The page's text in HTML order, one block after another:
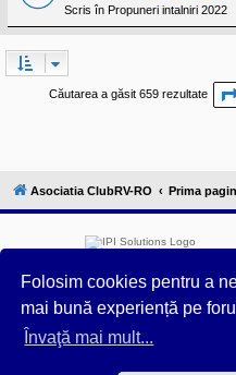
Folosim cookies pentru a
mai bună experiență pe
Învaţă mai mult...
Scris în Propuneri intalniri 2022
Căutarea a găsit 659 rezultate
Asociatia ClubRV-RO Prima
Furnizat de phpBB® Forum Software ©